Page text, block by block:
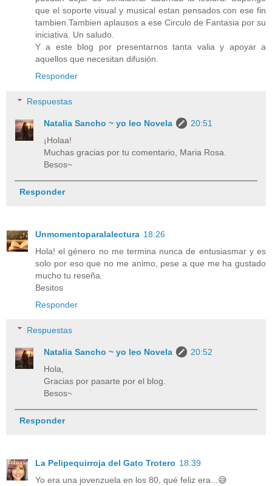
que el soporte visual y musical estan pensados con ese fin
tambien.Tambien aplausos a ese Circulo de Fantasia por su
iniciativa. Un saludo.
Y a este blog por presentarnos tanta valia y apoyar a
aquellos que necesitan difusión.
Responder
Respuestas
Natalia Sancho ~ yo leo Novela
20:51
¡Holaa!
Muchas gracias por tu comentario, Maria Rosa.
Besos~
Responder
Unmomentoparalalectura 18:26
Hola! el género no me termina nunca de entusiasmar y es
solo por eso que no me animo, pese a que me ha gustado
mucho tu reseña.
Besitos
Responder
Respuestas
Natalia Sancho ~ yo leo Novela
20:52
Hola,
Gracias por pasarte por el blog.
Besos~
Responder
La Pelipequirroja del Gato Trotero 18:39
Yo era una jovenzuela en los 80, qué feliz era...😅